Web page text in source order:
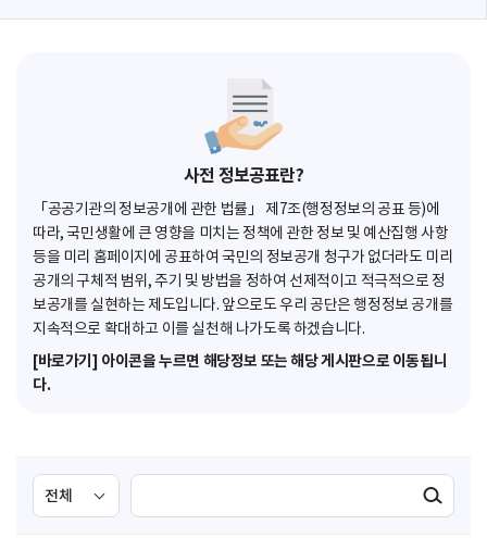
사전 정보공표란?
「공공기관의 정보공개에 관한 법률」 제7조(행정정보의 공표 등)에
따라, 국민생활에 큰 영향을 미치는 정책에 관한 정보 및 예산집행 사항
등을 미리 홈페이지에 공표하여 국민의 정보공개 청구가 없더라도 미리
공개의 구체적 범위, 주기 및 방법을 정하여 선제적이고 적극적으로 정
보공개를 실현하는 제도입니다. 앞으로도 우리 공단은 행정정보 공개를
지속적으로 확대하고 이를 실천해 나가도록 하겠습니다.
[바로가기] 아이콘을 누르면 해당정보 또는 해당 게시판으로 이동됩니
다.
검
색
색
검색실행